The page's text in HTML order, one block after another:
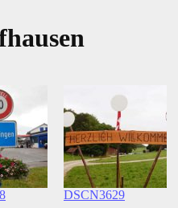
DSCN3629